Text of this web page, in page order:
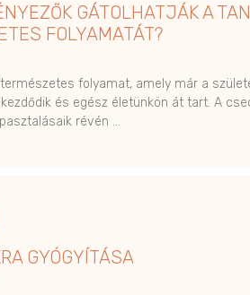
GÁTOLHATJÁK A
FOLYAMATÁT?
folyamat, amely már a
és egész életünkön át tart. A
révén …
GYÓGYÍTÁSA